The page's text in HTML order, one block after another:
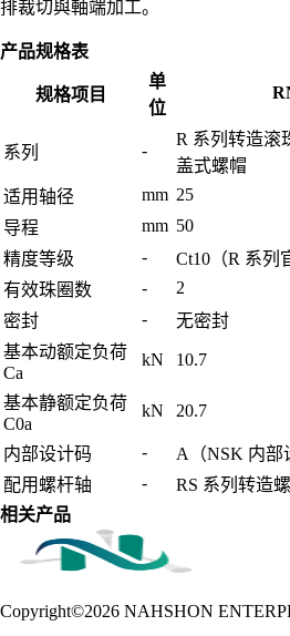
排裁切與軸端加工。
产品规格表
规格项目
单
位
系列 -
R 系列转造滚
盖式螺帽
适用轴径
mm 25
导程
mm 50
精度等级
-
Ct10（R 系列
有效珠圈数
-
2
密封
-
无密封
基本动额定负荷
Ca
kN 10.7
基本静额定负荷
C0a
kN 20.7
内部设计码 -
A（NSK 内部
配用螺杆轴
-
RS 系列转造
相关产品
Copyright©2026 NAHSHON